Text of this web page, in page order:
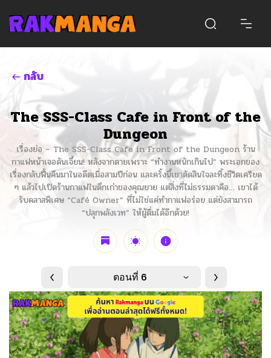
กลับ
The SSS-Class Cafe in Front of the
Dungeon
เรื่องย่อ – The SSS-Class Cafe in Front of the Dungeon ร้าน
กาแฟหน้าเจอดันเจี้ยน! หลังจากตายเพราะ “ทำงานหนักเกินไป” พระเอกของ
เรื่องกลับฟื้นคืนมาในอดีตเมื่อสามปีก่อน และครั้งนี้เขาตัดสินใจละทิ้งชีวิตเครียด
ๆ แล้วไปเปิดร้านกาแฟในตึกเก่าของคุณยาย แต่สิ่งที่ไม่ธรรมดาคือ… เขาได้
รับคลาสพิเศษ “Café Owner” ที่ไม่ใช่แค่ทำกาแฟอร่อย แต่ยังสามารถ
“ปลุกพลังเวท” ให้ผู้ดื่มได้อีกด้วย!
ตอนที่ 6